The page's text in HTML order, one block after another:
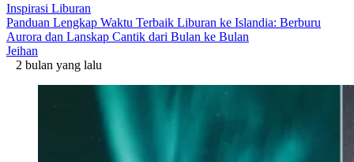
Inspirasi Liburan
Panduan Lengkap Waktu Terbaik Liburan ke Islandia: Berburu
Aurora dan Lanskap Cantik dari Bulan ke Bulan
Jeihan
2 bulan yang lalu